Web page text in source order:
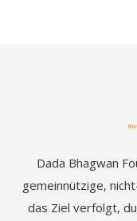
Dada Bhagwan
gemeinnützige,
das Ziel verfolgt,